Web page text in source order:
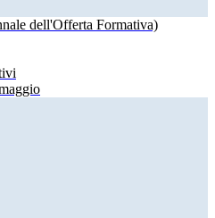
dell'Offerta Formativa)